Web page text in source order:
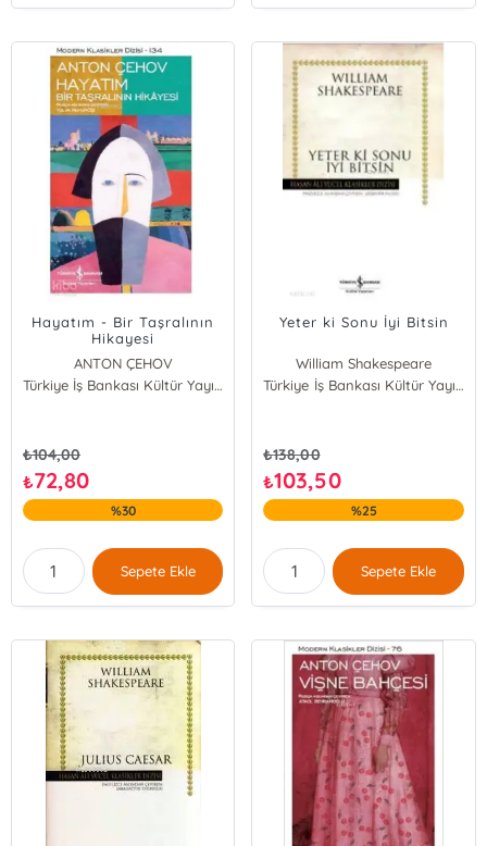
Hayatım - Bir Taşralının
Hikayesi
ANTON ÇEHOV
Türkiye İş Bankası Kültür Yayınları
₺104,00
₺72,80
%30
Sepete Ekle
Yeter ki Sonu İyi Bitsin
William Shakespeare
Türkiye İş Bankası Kültür Yayınları
₺138,00
₺103,50
%25
Sepete Ekle